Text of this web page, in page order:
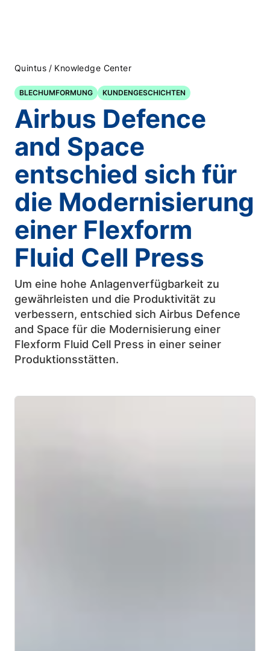
Quintus / Knowledge Center
BLECHUMFORMUNG KUNDENGESCHICHTEN
Airbus Defence
and Space
entschied sich für
die Modernisierung
einer Flexform
Fluid Cell Press
Um eine hohe Anlagenverfügbarkeit zu
gewährleisten und die Produktivität zu
verbessern, entschied sich Airbus Defence
and Space für die Modernisierung einer
Flexform Fluid Cell Press in einer seiner
Produktionsstätten.